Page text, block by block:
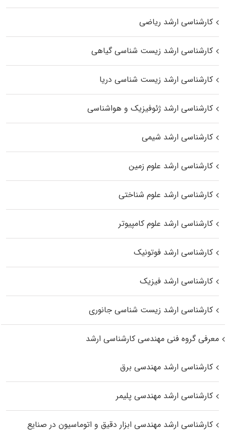
کارشناسی ارشد ریاضی
کارشناسی ارشد زیست‌ شناسی گیاهی
کارشناسی ارشد زیست‌ شناسی دریا
کارشناسی ارشد ژئوفیزیک و هواشناسی
کارشناسی ارشد شیمی
کارشناسی ارشد علوم زمین
کارشناسی ارشد علوم شناختی
کارشناسی ارشد علوم کامپیوتر
کارشناسی ارشد فوتونیک
کارشناسی ارشد فیزیک
کارشناسی ارشد زیست‌ شناسی جانوری
معرفی گروه فنی مهندسی کارشناسی ارشد
کارشناسی ارشد مهندسی برق
کارشناسی ارشد مهندسی پلیمر
کارشناسی ارشد مهندسی ابزار دقیق و اتوماسیون در صنایع